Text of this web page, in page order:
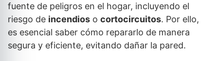
fuente de peligros en el hogar, incluyendo el
riesgo de incendios o cortocircuitos. Por ello,
es esencial saber cómo repararlo de manera
segura y eficiente, evitando dañar la pared.